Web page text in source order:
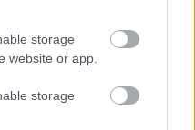
storage
website or app.
storage
forintos uniós forrásból
eredménye,